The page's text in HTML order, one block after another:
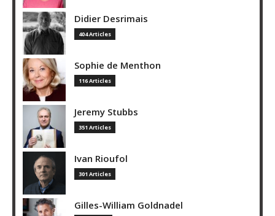
Didier Desrimais
404 Articles
Sophie de Menthon
116 Articles
Jeremy Stubbs
351 Articles
Ivan Rioufol
301 Articles
Gilles-William Goldnadel